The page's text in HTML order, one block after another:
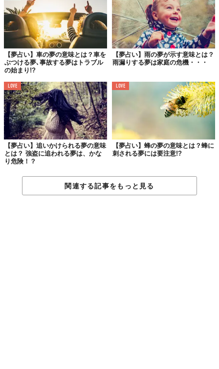
・靴屋
生活力やパートナーの必要性を暗示します。収入がない状態や、
収入が少ないことを示しているでしょう。就職や転職を考えるべ
きだとメッセージを送っています。また、恋人が欲しい気持ちや
結婚願望を暗示する場合も。
・靴を買う、靴をプレゼントされる
【夢占い】車の夢の意味とは？車を
ぶつける夢､事故する夢はトラブル
の始まり!?
【夢占い】雨の夢が示す意味とは？
雨漏りする夢は家庭の危機・・・
LOVE
【夢占い】追いかけられる夢の意味
とは？ 強盗に追われる夢は、かな
り危険！？
LOVE
【夢占い】蜂の夢の意味とは？蜂に
刺される夢には要注意!?
関連する記事をもっと見る